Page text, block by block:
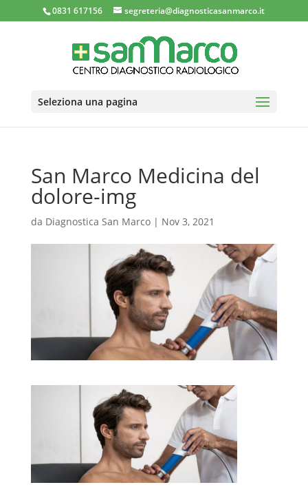
0831 617156 segreteria@diagnosticasanmarco.it
Seleziona una pagina
San Marco Medicina del
dolore-img
da Diagnostica San Marco| Nov 3, 2021